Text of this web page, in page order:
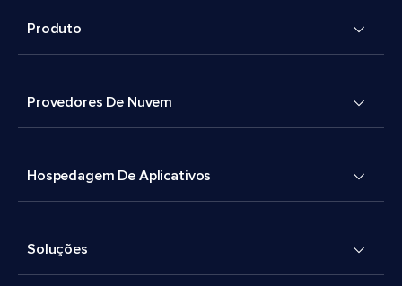
Produto
Provedores De Nuvem
Hospedagem De Aplicativos
Soluções